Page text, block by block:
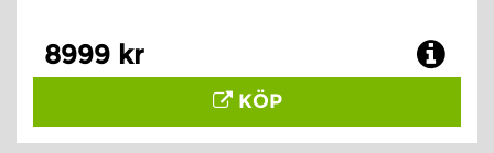
8999 kr
KÖP